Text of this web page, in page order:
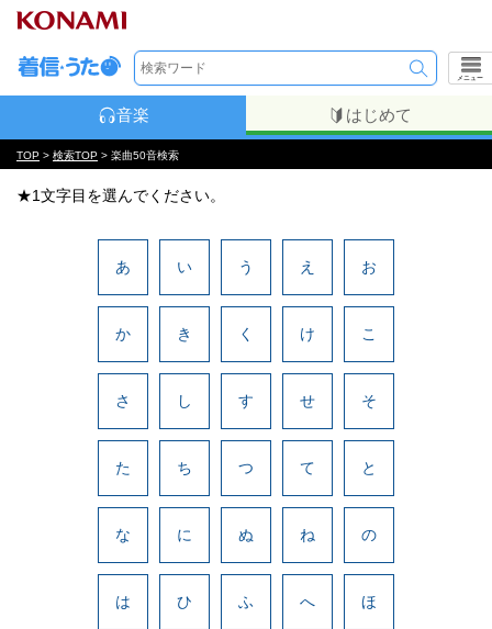
メニュー
音楽 はじめて
TOP > 検索TOP > 楽曲50音検索
★1文字目を選んでください。
あ い う え お
か き く け こ
さ し す せ そ
た ち つ て と
な に ぬ ね の
は ひ ふ へ ほ